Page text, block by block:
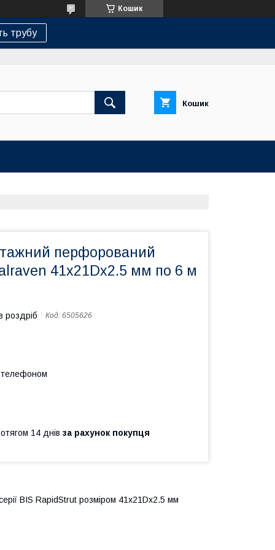
Кошик
трубу
Кошик
перфорований
41х21Dх2.5 мм по 6 м
роздріб Код: 6505626
телефоном
14 днів за рахунок покупця
BIS RapidStrut розміром 41х21Dх2.5 мм